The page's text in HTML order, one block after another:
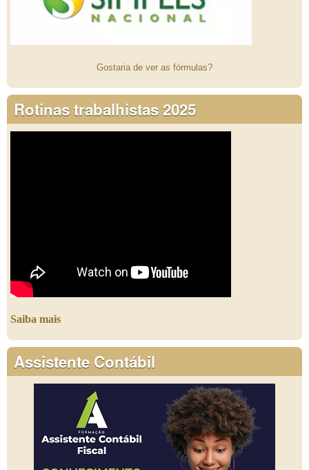
Gostaria de ver as fórmulas?
Rotinas trabalhistas 2025
Saiba mais
Assistente Contábil